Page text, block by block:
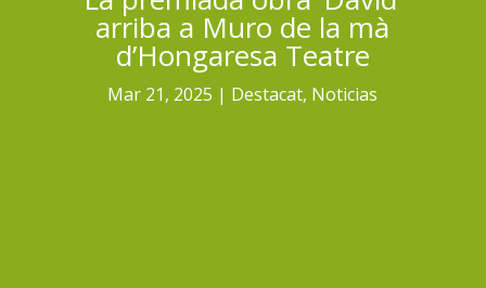
arriba a Muro de la mà
d’Hongaresa Teatre
Mar 21, 2025 Destacat, Noticias